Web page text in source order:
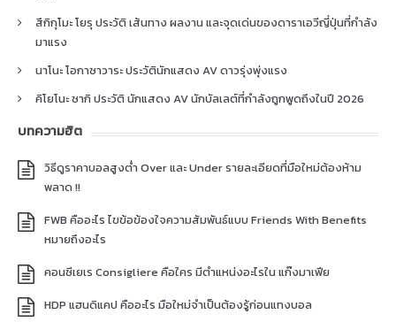
สึกิกุโมะ โยรุ ประวัติ เส้นทาง ผลงาน และจุดเด่นของดาราเอวีญี่ปุ่นที่กำลัง
มาแรง
นาโนะ โอกาซาวาระ ประวัตินักแสดง AV ดาวรุ่งพุ่งแรง
คิโยโนะ ซากิ ประวัติ นักแสดง AV นักบัลเลต์ที่กำลังถูกพูดถึงในปี 2026
บทความฮิต
วิธีดูราคาบอลสูงต่ำ Over และ Under รายละเอียดที่มือใหม่ต้องห้าม
พลาด !!
FWB คืออะไร ไขข้อข้องใจความสัมพันธ์แบบ Friends With Benefits
หมายถึงอะไร
คอนซีเยเร Consigliere คือใคร มีตำแหน่งอะไรใน แก๊งมาเฟีย
HDP แฮนดิแคป คืออะไร มือใหม่จำเป็นต้องรู้ก่อนแทงบอล